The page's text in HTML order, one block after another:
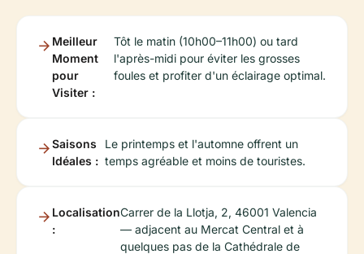
Meilleur
Moment
pour
Visiter :
Tôt le matin (10h00–11h00) ou tard
l'après-midi pour éviter les grosses
foules et profiter d'un éclairage optimal.
Saisons
Idéales :
Le printemps et l'automne offrent un
temps agréable et moins de touristes.
Localisation
:
Carrer de la Llotja, 2, 46001 Valencia
— adjacent au Mercat Central et à
quelques pas de la Cathédrale de